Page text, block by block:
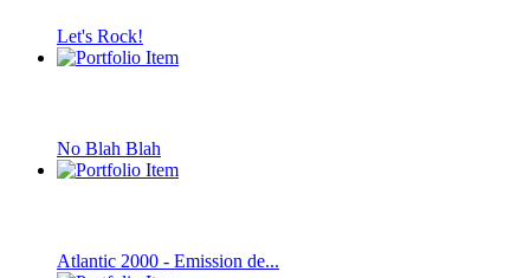
Let's Rock!
No Blah Blah
Atlantic 2000 - Emission de...